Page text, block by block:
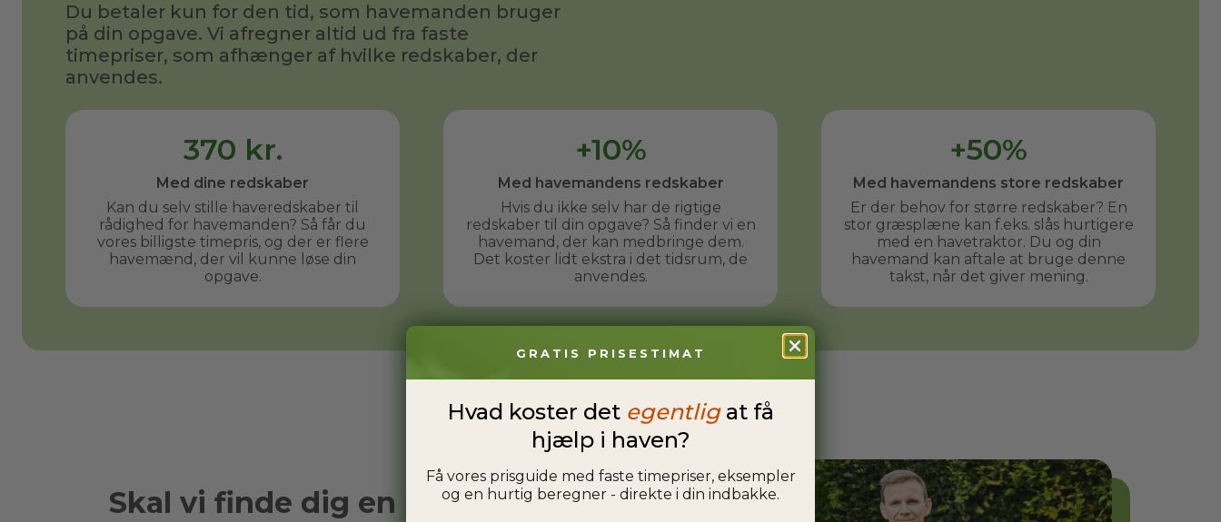
Du betaler kun for den tid, som havemanden bruger
på din opgave. Vi afregner altid ud fra faste
timepriser, som afhænger af hvilke redskaber, der
anvendes.
370 kr.
Med dine redskaber
Kan du selv stille haveredskaber til
rådighed for havemanden? Så får du
vores billigste timepris, og der er flere
havemænd, der vil kunne løse din
opgave.
+10%
Med havemandens redskaber
Hvis du ikke selv har de rigtige
redskaber til din opgave? Så finder vi en
havemand, der kan medbringe dem.
Det koster lidt ekstra i det tidsrum, de
anvendes.
+50%
Med havemandens store redskaber
Er der behov for større redskaber? En
stor græsplæne kan f.eks. slås hurtigere
med en havetraktor. Du og din
havemand kan aftale at bruge denne
takst, når det giver mening.
Skal vi finde dig en havemand?
GRATIS PRISESTIMAT
Hvad koster det egentligat få
hjælp i haven?
Få vores prisguide med faste timepriser, eksempler
og en hurtig beregner - direkte i din indbakke.